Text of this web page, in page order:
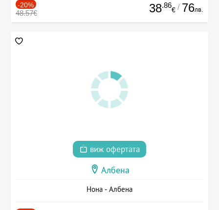
-20%
48.57€ 38.86
€ / 76лв.
виж офертата
Албена
Нона - Албена